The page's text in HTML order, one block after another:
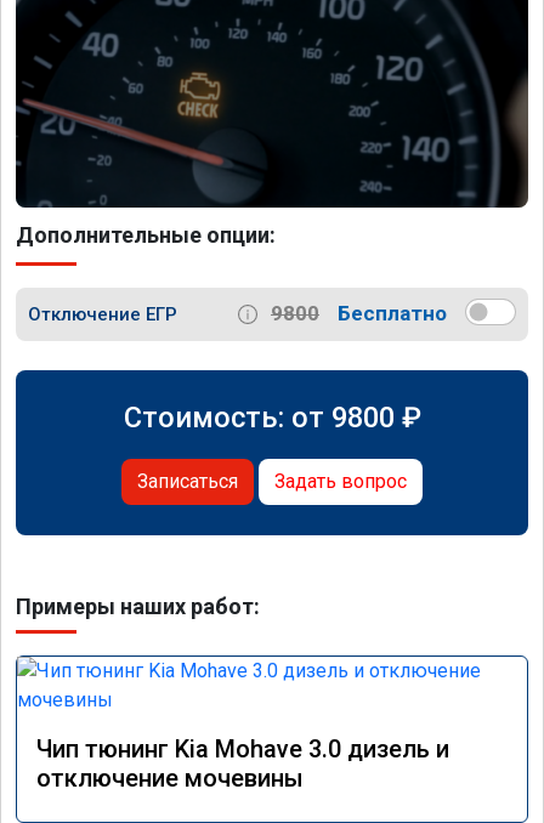
Дополнительные опции:
Отключение ЕГР 9800 Бесплатно
Стоимость: от 9800 ₽
Записаться Задать вопрос
Примеры наших работ:
Чип тюнинг Kia Mohave 3.0 дизель и
отключение мочевины